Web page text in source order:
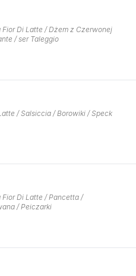
Di Latte / Dżem z Czerwonej
/ ser Taleggio
/ Salsiccia / Borowiki / Speck
Di Latte / Pancetta /
/ Peiczarki